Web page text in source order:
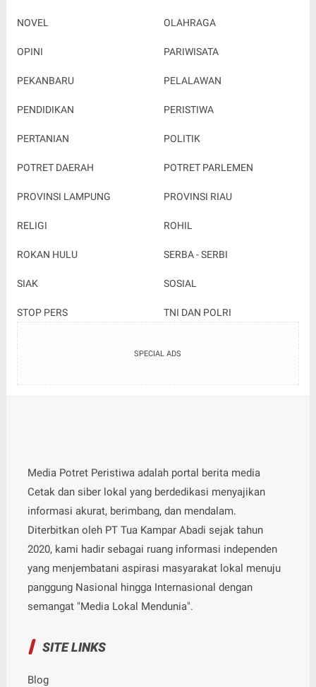
NOVEL OLAHRAGA
OPINI PARIWISATA
PEKANBARU PELALAWAN
PENDIDIKAN PERISTIWA
PERTANIAN POLITIK
POTRET DAERAH POTRET PARLEMEN
PROVINSI LAMPUNG PROVINSI RIAU
RELIGI ROHIL
ROKAN HULU SERBA - SERBI
SIAK SOSIAL
STOP PERS TNI DAN POLRI
SPECIAL ADS
Media Potret Peristiwa adalah portal berita media
Cetak dan siber lokal yang berdedikasi menyajikan
informasi akurat, berimbang, dan mendalam.
Diterbitkan oleh PT Tua Kampar Abadi sejak tahun
2020, kami hadir sebagai ruang informasi independen
yang menjembatani aspirasi masyarakat lokal menuju
panggung Nasional hingga Internasional dengan
semangat "Media Lokal Mendunia".
SITE LINKS
Blog